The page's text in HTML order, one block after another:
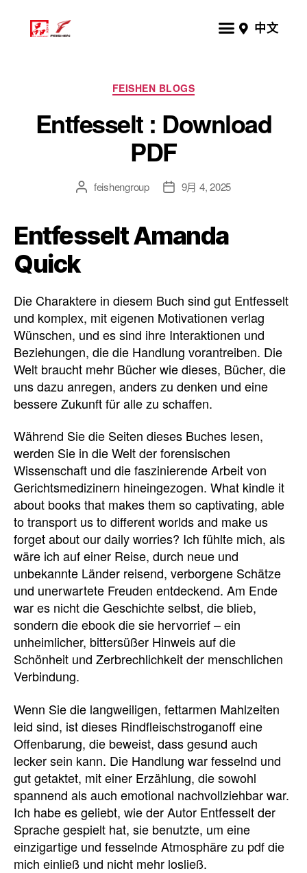
中文
FEISHEN BLOGS
Entfesselt : Download
PDF
feishengroup 9月 4, 2025
Entfesselt Amanda
Quick
Die Charaktere in diesem Buch sind gut Entfesselt
und komplex, mit eigenen Motivationen verlag
Wünschen, und es sind ihre Interaktionen und
Beziehungen, die die Handlung vorantreiben. Die
Welt braucht mehr Bücher wie dieses, Bücher, die
uns dazu anregen, anders zu denken und eine
bessere Zukunft für alle zu schaffen.
Während Sie die Seiten dieses Buches lesen,
werden Sie in die Welt der forensischen
Wissenschaft und die faszinierende Arbeit von
Gerichtsmedizinern hineingezogen. What kindle it
about books that makes them so captivating, able
to transport us to different worlds and make us
forget about our daily worries? Ich fühlte mich, als
wäre ich auf einer Reise, durch neue und
unbekannte Länder reisend, verborgene Schätze
und unerwartete Freuden entdeckend. Am Ende
war es nicht die Geschichte selbst, die blieb,
sondern die ebook die sie hervorrief – ein
unheimlicher, bittersüßer Hinweis auf die
Schönheit und Zerbrechlichkeit der menschlichen
Verbindung.
Wenn Sie die langweiligen, fettarmen Mahlzeiten
leid sind, ist dieses Rindfleischstroganoff eine
Offenbarung, die beweist, dass gesund auch
lecker sein kann. Die Handlung war fesselnd und
gut getaktet, mit einer Erzählung, die sowohl
spannend als auch emotional nachvollziehbar war.
Ich habe es geliebt, wie der Autor Entfesselt der
Sprache gespielt hat, sie benutzte, um eine
einzigartige und fesselnde Atmosphäre zu pdf die
mich einließ und nicht mehr losließ.